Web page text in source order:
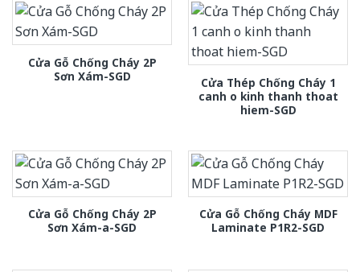
Cửa Gỗ Chống Cháy 2P
Sơn Xám-SGD
Cửa Thép Chống Cháy 1
canh o kinh thanh thoat
hiem-SGD
Cửa Gỗ Chống Cháy 2P
Sơn Xám-a-SGD
Cửa Gỗ Chống Cháy MDF
Laminate P1R2-SGD